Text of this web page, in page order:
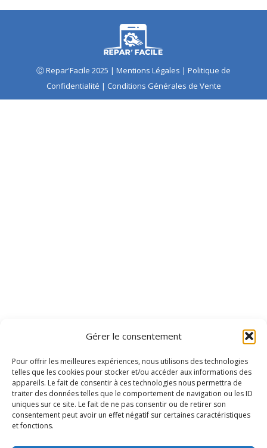
Gérer le consentement
Pour offrir les meilleures expériences, nous utilisons des technologies
telles que les cookies pour stocker et/ou accéder aux informations des
appareils. Le fait de consentir à ces technologies nous permettra de
traiter des données telles que le comportement de navigation ou les ID
uniques sur ce site. Le fait de ne pas consentir ou de retirer son
consentement peut avoir un effet négatif sur certaines caractéristiques
et fonctions.
Ⓒ Repar'Facile 2025 | Mentions Légales | Politique de
Confidentialité | Conditions Générales de Vente